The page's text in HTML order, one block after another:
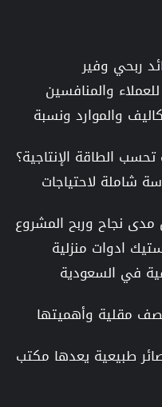
ربحي وفير
والمنافسين
والموارد ونسبة
الطاقة الإنتاجية؟
شاملة لاحتياجات
نجاح وربح المشروع
ادوات منزلية
في السعودية
مقلية وأهميتها
طبيعية يعدها مكتب